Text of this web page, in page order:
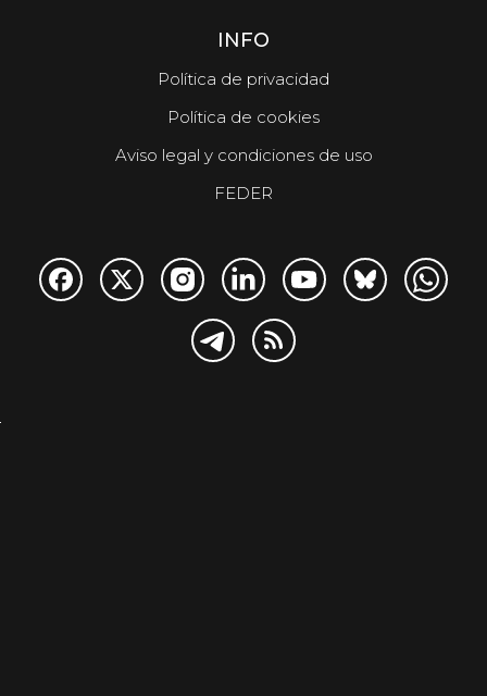
INFO
Política de privacidad
Política de cookies
Aviso legal y condiciones de uso
FEDER